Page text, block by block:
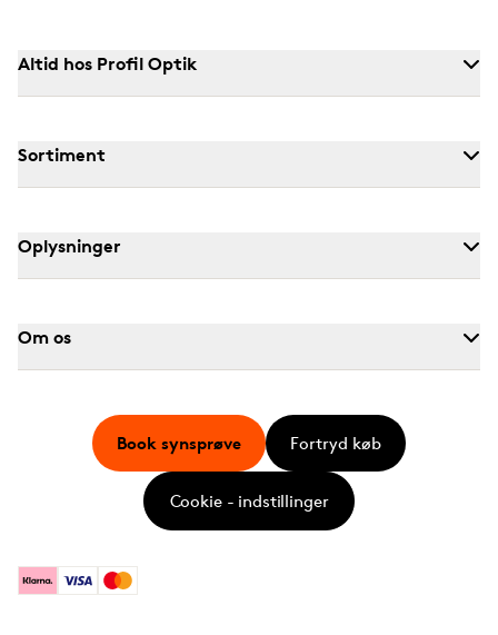
Altid hos Profil Optik
Sortiment
Oplysninger
Om os
KlarnaVisa Mastercard
Book synsprøve Fortryd køb
Cookie - indstillinger